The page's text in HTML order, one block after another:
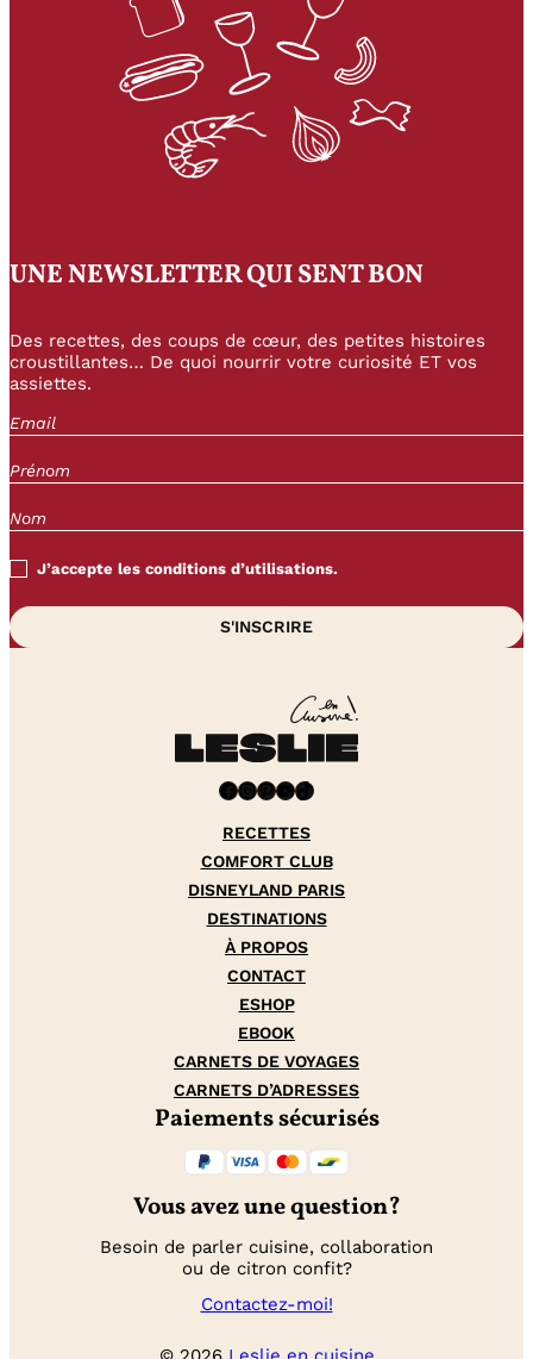
UNE NEWSLETTER QUI SENT BON
Des recettes, des coups de cœur, des petites histoires
croustillantes… De quoi nourrir votre curiosité ET vos
assiettes.
J’accepte les conditions d’utilisations.
Facebook InstagramPinterest YouTube TikTok
RECETTES
COMFORT CLUB
DISNEYLAND PARIS
DESTINATIONS
À PROPOS
CONTACT
ESHOP
EBOOK
CARNETS DE VOYAGES
CARNETS D’ADRESSES
Paiements sécurisés
Vous avez une question?
Besoin de parler cuisine, collaboration
ou de citron confit?
Contactez-moi!